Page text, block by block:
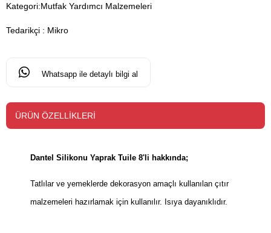
Kategori:Mutfak Yardımcı Malzemeleri
Tedarikçi : Mikro
Whatsapp ile detaylı bilgi al
ÜRÜN ÖZELLIKLERI
Dantel Silikonu Yaprak Tuile 8'li hakkında;
Tatlılar ve yemeklerde dekorasyon amaçlı kullanılan çıtır
malzemeleri hazırlamak için kullanılır. Isıya dayanıklıdır.